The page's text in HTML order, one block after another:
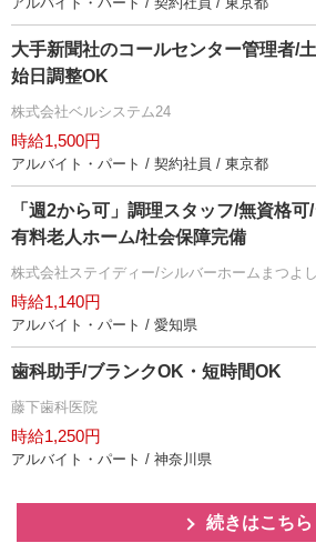
大手新聞社のコールセンター管理者/
始日調整OK
株式会社ベルシステム24
時給1,500円
アルバイト・パート / 契約社員 / 東京都
「週2から可」調理スタッフ/無資格
有料老人ホーム/社会保障完備
株式会社ステイディー/シルバーホームまつよ
時給1,140円
アルバイト・パート / 愛知県
歯科助手/ブランクOK・短時間OK
藤下歯科医院
時給1,250円
アルバイト・パート / 神奈川県
続きはこちら